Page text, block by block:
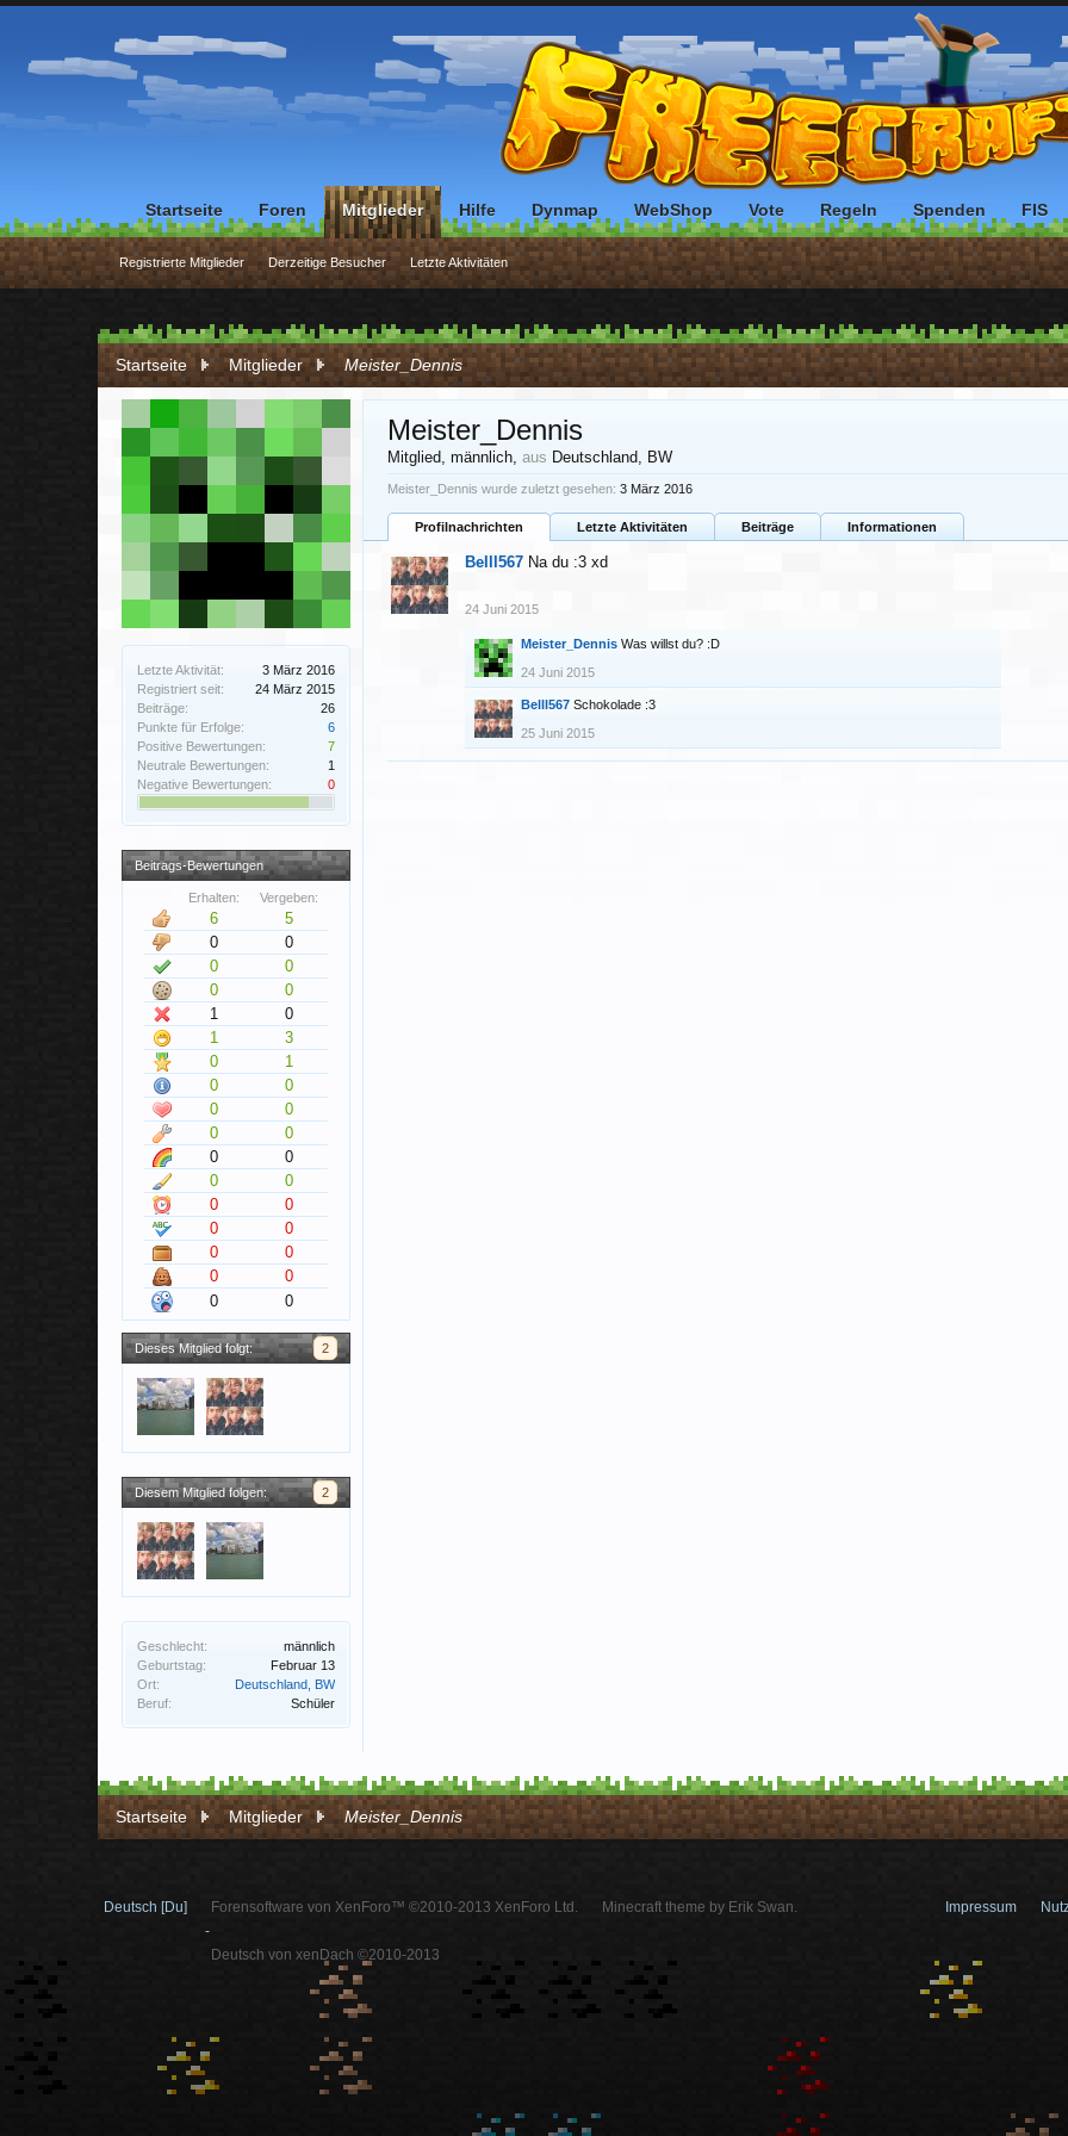
Startseite Mitglieder Meister_Dennis
Letzte Aktivität:
3 März 2016
Registriert seit:
24 März 2015
Beiträge:
26
Punkte für Erfolge:
6
Positive Bewertungen:
7
Neutrale Bewertungen:
1
Negative Bewertungen:
0
Beitrags-Bewertungen
Erhalten: Vergeben:
6
5
0
0
0
0
0
0
1
0
1
3
0
1
0
0
0
0
0
0
0
0
0
0
0
0
0
0
0
0
0
0
0
0
Dieses Mitglied folgt: 2
Diesem Mitglied folgen: 2
Geschlecht:
männlich
Geburtstag:
Februar 13
Ort:
Deutschland, BW
Beruf:
Schüler
Meister_Dennis
Mitglied, männlich, aus Deutschland, BW
Meister_Dennis wurde zuletzt gesehen: 3 März 2016
Profilnachrichten Letzte Aktivitäten Beiträge Informationen
Belll567 Na du :3 xd
24 Juni 2015
Meister_Dennis Was willst du? :D
24 Juni 2015
Belll567 Schokolade :3
25 Juni 2015
Startseite Mitglieder Meister_Dennis
Startseite Foren Mitglieder
Registrierte Mitglieder Derzeitige Besucher Letzte Aktivitäten
Hilfe Dynmap WebShop Vote Regeln Spenden FIS
Deutsch [Du]
Forensoftware von XenForo™ ©2010-2013 XenForo Ltd.
-
Deutsch von xenDach ©2010-2013
Minecraft theme by Erik Swan. Impressum